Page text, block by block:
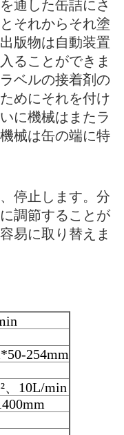
通した缶詰にさ
それからそれ塗
版物は自動装置
ることができま
ベルの接着剤の
めにそれを付け
に機械はまたラ
械は缶の端に特
停止します。分
調節することが
易に取り替えま
254mm
、10L/min